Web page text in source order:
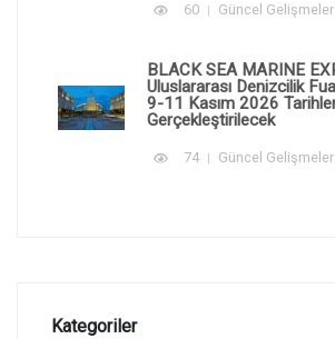
60 Güncel Gelişmeler
BLACK SEA MARINE
Uluslararası Denizcilik
9-11 Kasım 2026
Gerçekleştirilecek
74 Güncel Gelişmeler
Kategoriler